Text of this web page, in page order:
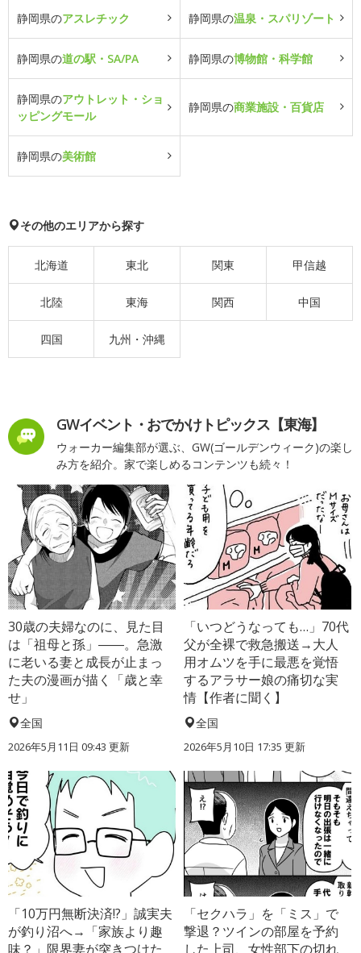
静岡県のアスレチック 静岡県の温泉・スパリゾート
静岡県の道の駅・SA/PA 静岡県の博物館・科学館
静岡県のアウトレット・ショ
ッピングモール
静岡県の商業施設・百貨店
静岡県の美術館
その他のエリアから探す
北海道 東北 関東 甲信越
北陸 東海 関西 中国
四国 九州・沖縄
GWイベント・おでかけトピックス【東海】
ウォーカー編集部が選ぶ、GW(ゴールデンウィーク)の楽し
み方を紹介。家で楽しめるコンテンツも続々！
30歳の夫婦なのに、見た目
は「祖母と孫」――。急激
に老いる妻と成長が止まっ
た夫の漫画が描く「歳と幸
せ」
全国
2026年5月11日 09:43 更新
「いつどうなっても…」70代
父が全裸で救急搬送→大人
用オムツを手に最悪を覚悟
するアラサー娘の痛切な実
情【作者に聞く】
全国
2026年5月10日 17:35 更新
「10万円無断決済!?」誠実夫
が釣り沼へ→「家族より趣
味？」限界妻が突きつけた
「セクハラ」を「ミス」で
撃退？ツインの部屋を予約
した上司、女性部下の切れ